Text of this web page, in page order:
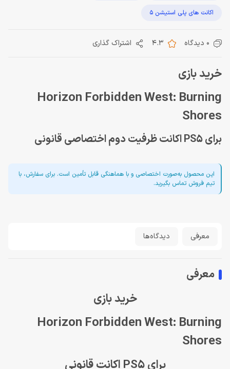
اکانت های پلی استیشن 5
0 دیدگاه 4.3 اشتراک گذاری
خرید بازی
Horizon Forbidden West: Burning
Shores
برای PS5 اکانت ظرفيت دوم اختصاصى قانونی
این محصول به‌صورت اختصاصی و با هماهنگی قابل تأمین است. برای سفارش، با
تیم فروش تماس بگیرید.
معرفی دیدگاه‌ها
معرفی
خرید بازی
Horizon Forbidden West: Burning
Shores
برای PS5 اکانت قانونی